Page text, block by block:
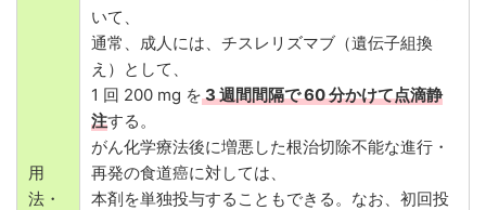
用
法・
いて、
通常、成人には、チスレリズマブ（遺伝子組換
え）として、
1 回 200 mg を3 週間間隔で 60 分かけて点滴静
注する。
がん化学療法後に増悪した根治切除不能な進行・
再発の食道癌に対しては、
本剤を単独投与することもできる。なお、初回投